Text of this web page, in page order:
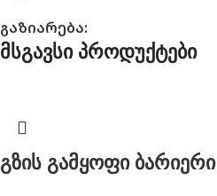
გაზიარება:
მსგავსი პროდუქტები
გზის გამყოფი ბარიერი